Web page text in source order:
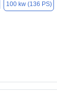
100 kw (136 PS)